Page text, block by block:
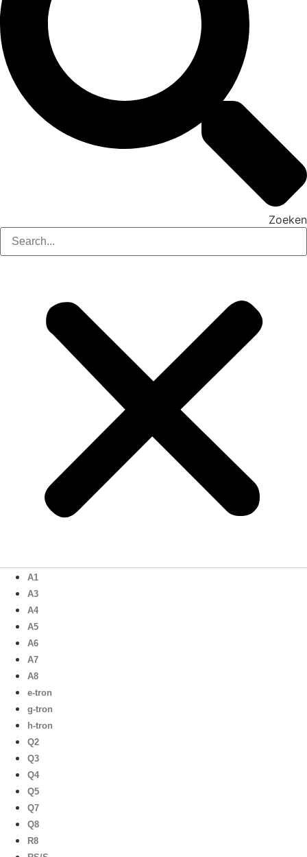
Zoeken
A1
A3
A4
A5
A6
A7
A8
e-tron
g-tron
h-tron
Q2
Q3
Q4
Q5
Q7
Q8
R8